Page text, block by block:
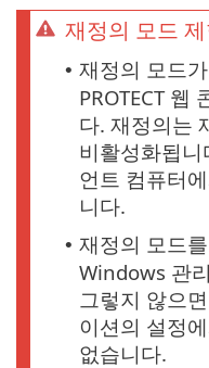
재정의 모드
• 재정의 모드
PROTECT 웹
다. 재정의는
비활성화됩
언트 컴퓨터
니다.
• 재정의 모드
Windows 관
그렇지 않으
이션의 설정
없습니다.